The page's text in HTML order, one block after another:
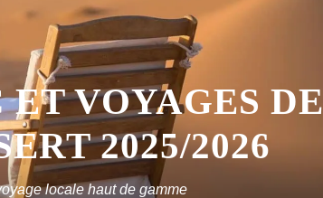
VOYAGES DE
2025/2026
locale haut de gamme